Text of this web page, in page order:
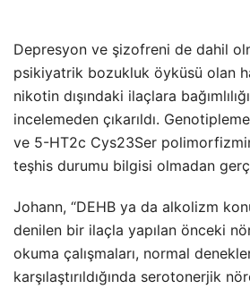
Depresyon ve şizofreni de dahil
psikiyatrik bozukluk öyküsü olan
nikotin dışındaki ilaçlara
incelemeden çıkarıldı.
ve 5-HT2c Cys23Ser
teşhis durumu bilgisi olmadan
Johann, “DEHB ya da alkolizm
denilen bir ilaçla yapılan önceki
okuma çalışmaları, normal
karşılaştırıldığında serotonerjik